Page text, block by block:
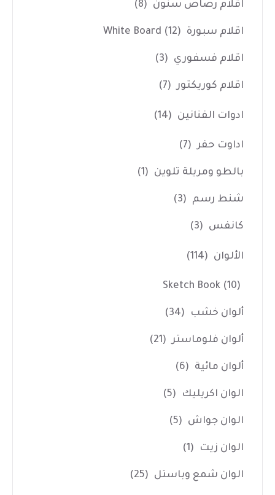
اقلام رصاص سنون (8)
اقلام سبورة White Board (12)
اقلام فسفوري (3)
اقلام كوريكتور (7)
ادوات الفنانين (14)
اداوت حفر (7)
بالطو ومريلة تلوين (1)
شنط رسم (3)
كانفس (3)
الألوان (114)
Sketch Book (10)
ألوان خشب (34)
ألوان فلوماستر (21)
ألوان مائية (6)
الوان اكريليك (5)
الوان جواش (5)
الوان زيت (1)
الوان شمع وباستل (25)